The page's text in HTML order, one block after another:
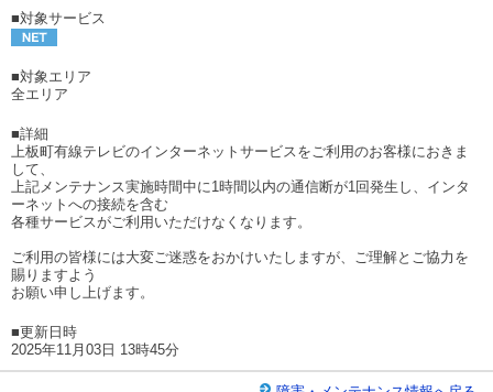
■対象サービス
■対象エリア
全エリア
■詳細
上板町有線テレビのインターネットサービスをご利用のお客様におきま
して、
上記メンテナンス実施時間中に1時間以内の通信断が1回発生し、インタ
ーネットへの接続を含む
各種サービスがご利用いただけなくなります。
ご利用の皆様には大変ご迷惑をおかけいたしますが、ご理解とご協力を
賜りますよう
お願い申し上げます。
■更新日時
2025年11月03日 13時45分